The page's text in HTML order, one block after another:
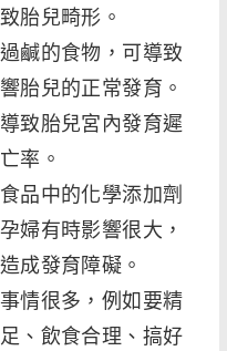
胎兒畸形。
鹹的食物，可導致
胎兒的正常發育。
致胎兒宮內發育遲
率。
品中的化學添加劑
婦有時影響很大，
成發育障礙。
情很多，例如要精
、飲食合理、搞好